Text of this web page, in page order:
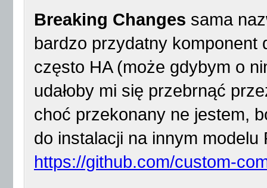
Breaking Changes sama
bardzo przydatny komponent
często HA (może gdybym o
udałoby mi się przebrnąć
choć przekonany ne jestem,
do instalacji na innym
https://github.com/custom-